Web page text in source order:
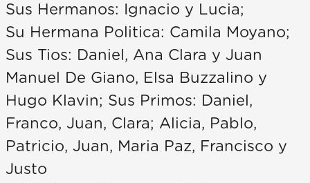
Sus Hermanos: Ignacio y Lucia;
Su Hermana Politica: Camila Moyano;
Sus Tios: Daniel, Ana Clara y Juan
Manuel De Giano, Elsa Buzzalino y
Hugo Klavin; Sus Primos: Daniel,
Franco, Juan, Clara; Alicia, Pablo,
Patricio, Juan, Maria Paz, Francisco y
Justo